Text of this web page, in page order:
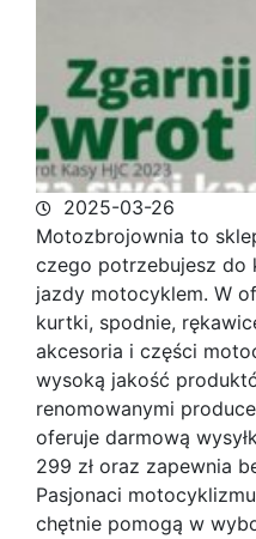
2025-03-26
Motozbrojownia to
czego potrzebujesz do
jazdy motocyklem. W
kurtki, spodnie,
akcesoria i części
wysoką jakość
renomowanymi
oferuje darmową
299 zł oraz zapewnia
Pasjonaci
chętnie pomogą w